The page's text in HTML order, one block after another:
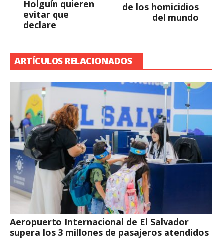
Holguín quieren
evitar que
declare
de los homicidios
del mundo
ARTÍCULOS RELACIONADOS
Aeropuerto Internacional de El Salvador
supera los 3 millones de pasajeros atendidos